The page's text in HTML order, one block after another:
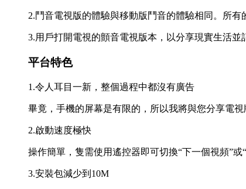
2.鬥音電視版的體驗與移動版鬥音的體驗相同。所有
3.用戶打開電視的顫音電視版本，以分享現實生活並
平台特色
1.令人耳目一新，整個過程中都沒有廣告
畢竟，手機的屏幕是有限的，所以我將與您分享電視
2.啟動速度極快
操作簡單，隻需使用遙控器即可切換“下一個視頻”或“
3.安裝包減少到10M